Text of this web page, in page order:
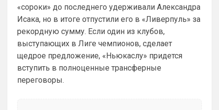
«сороки» до последнего удерживали Александра
Исака, но в итоге отпустили его в «Ливерпуль» за
рекордную сумму. Если один из клубов,
выступающих в Лиге чемпионов, сделает
щедрое предложение, «Ньюкаслу» придется
вступить в полноценные трансферные
переговоры.
Как понял, выборочно новости о
"Арсенале".
ну пользователь будет иметь
возможность прям на главной странице
выбрать те новости, которые он хочет
читать. Например его интересуют только
трансферы Арсенала. Он выберет